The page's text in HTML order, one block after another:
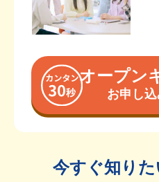
オープン
お申し込
今すぐ知り